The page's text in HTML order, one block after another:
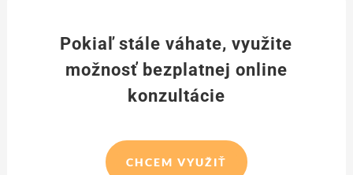
Pokiaľ stále váhate, využite
možnosť bezplatnej online
konzultácie
CHCEM VYUŽIŤ